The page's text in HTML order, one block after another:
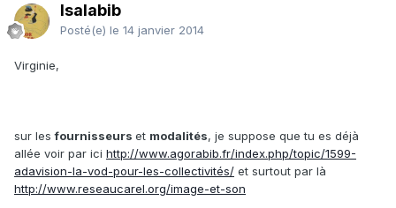
Isalabib
Posté(e) le 14 janvier 2014
Virginie,
sur lesfournisseurs et modalités, je suppose que tu es déjà
allée voir par ici http://www.agorabib.fr/index.php/topic/1599-
adavision-la-vod-pour-les-collectivités/ et surtout par là
http://www.reseaucarel.org/image-et-son